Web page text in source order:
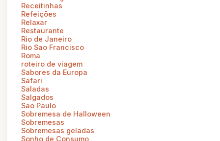
Receitinhas
Refeições
Relaxar
Restaurante
Rio de Janeiro
Rio Sao Francisco
Roma
roteiro de viagem
Sabores da Europa
Safari
Saladas
Salgados
Sao Paulo
Sobremesa de Halloween
Sobremesas
Sobremesas geladas
Sonho de Consumo